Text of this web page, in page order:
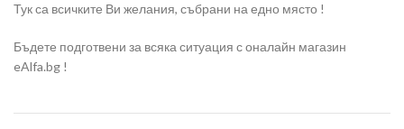
Тук са всичките Ви желания, събрани на едно място !
Бъдете подготвени за всяка ситуация с оналайн магазин
eAlfa.bg !